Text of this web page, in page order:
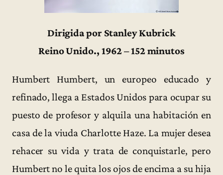
Dirigida por Stanley Kubrick
Reino Unido., 1962 – 152 minutos
Humbert Humbert, un europeo educado y
refinado, llega a Estados Unidos para ocupar su
puesto de profesor y alquila una habitación en
casa de la viuda Charlotte Haze. La mujer desea
rehacer su vida y trata de conquistarle, pero
Humbert no le quita los ojos de encima a su hija